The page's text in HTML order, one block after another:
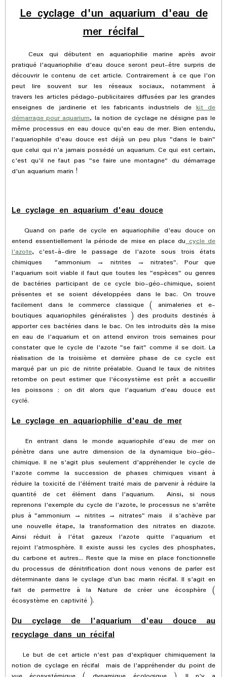
Le cyclage d'un aquarium d'eau de
mer récifal
Ceux qui débutent en aquariophilie marine après avoir
pratiqué l'aquariophilie d'eau douce seront peut-être surpris de
découvrir le contenu de cet article. Contrairement à ce que l'on
peut lire souvent sur les réseaux sociaux, notamment à
travers les articles pédago-publicitaires diffusées par les grandes
enseignes de jardinerie et les fabricants industriels dekit de
démarrage pour aquarium, la notion de cyclage ne désigne pas le
même processus en eau douce qu'en eau de mer. Bien entendu,
l'aquariophile d'eau douce est déjà un peu plus "dans le bain"
que celui qui n'a jamais possédé un aquarium. Ce qui est certain,
c'est qu'il ne faut pas "se faire une montagne" du démarrage
d'un aquarium marin !
Le cyclage en aquarium d'eau douce
Quand on parle de cycle en aquariophilie d'eau douce on
entend essentiellement la période de mise en place ducycle de
l'azote, c'est-à-dire le passage de l'azote sous trois états
chimiques "ammonium → nitrites → nitrates". Pour que
l'aquarium soit viable il faut que toutes les "espèces" ou genres
de bactéries participant de ce cycle bio-géo-chimique, soient
présentes et se soient développées dans le bac. On trouve
facilement dans le commerce classique ( animaleries et e-
boutiques aquariophiles généralistes ) des produits destinés à
apporter ces bactéries dans le bac. On les introduits dès la mise
en eau de l'aquarium et on attend environ trois semaines pour
constater que le cycle de l'azote "se fait" comme il se doit. La
réalisation de la troisième et dernière phase de ce cycle est
marqué par un pic de nitrite préalable. Quand le taux de nitrites
retombe on peut estimer que l'écosystème est prêt a accueillir
les poissons ; on dit alors que l'aquarium d'eau douce est
cyclé.
Le cyclage en aquariophilie d'eau de mer
En entrant dans le monde aquariophile d'eau de mer on
pénètre dans une autre dimension de la dynamique bio-géo-
chimique. Il ne s'agit plus seulement d'appréhender le cycle de
l'azote comme la succession de phases chimiques visant à
réduire la toxicité de l'élément traité mais de parvenir à réduire la
quantité de cet élément dans l'aquarium. Ainsi, si nous
reprenons l'exemple du cycle de l'azote, le processus ne s'arrête
plus à "ammonium → nitrites → nitrates" mais il s'achève par
une nouvelle étape, la transformation des nitrates en diazote.
Ainsi réduit à l'état gazeux l'azote quitte l'aquarium et
rejoint l'atmosphère. Il existe aussi les cycles des phosphates,
du carbone et autres... Reste que la mise en place fonctionnelle
du processus de dénitrification dont nous venons de parler est
déterminante dans le cyclage d'un bac marin récifal. Il s'agit en
fait de permettre à la Nature de créer une écosphère (
écosystème en captivité ).
Du cyclage de l'aquarium d'eau douce au
recyclage dans un récifal
Le but de cet article n'est pas d'expliquer chimiquement la
notion de cyclage en récifal mais de l'appréhender du point de